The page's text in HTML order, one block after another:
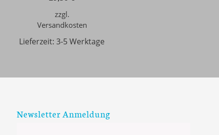
zzgl.
Versandkosten
Lieferzeit:3-5 Werktage
Newsletter Anmeldung